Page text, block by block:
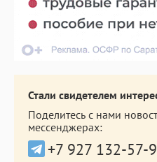
Стали свидетелем
Поделитесь с нами
мессенджерах:
+7 927 132-57-